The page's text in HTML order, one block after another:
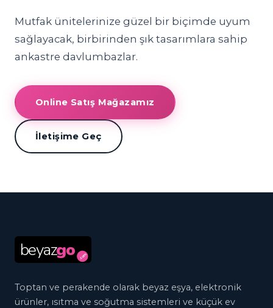
Mutfak ünitelerinize güzel bir biçimde uyum
sağlayacak, birbirinden şık tasarımlara sahip
ankastre davlumbazlar.
Online Satış Mağazamız
İletişime Geç
beyazgo .com
Toptan ve perakende olarak beyaz eşya, elektronik
ürünler, ısıtma ve soğutma sistemleri ve küçük ev